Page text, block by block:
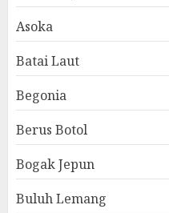
Asoka
Batai Laut
Begonia
Berus Botol
Bogak Jepun
Buluh Lemang